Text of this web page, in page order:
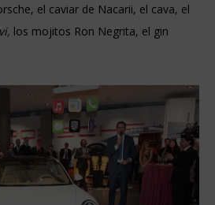
el caviar de Nacarii, el cava, el
los mojitos Ron Negrita, el gin